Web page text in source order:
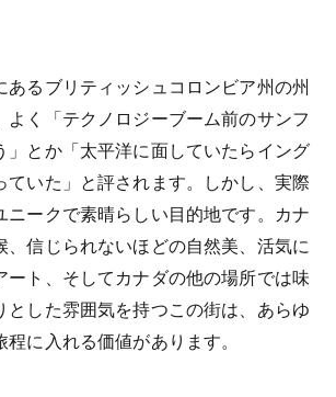
あるブリティッシュコロンビア州の州
よく「テクノロジーブーム前のサンフ
」とか「太平洋に面していたらイング
ていた」と評されます。しかし、実際
ニークで素晴らしい目的地です。カナ
、信じられないほどの自然美、活気に
ート、そしてカナダの他の場所では味
とした雰囲気を持つこの街は、あらゆ
に入れる価値があります。